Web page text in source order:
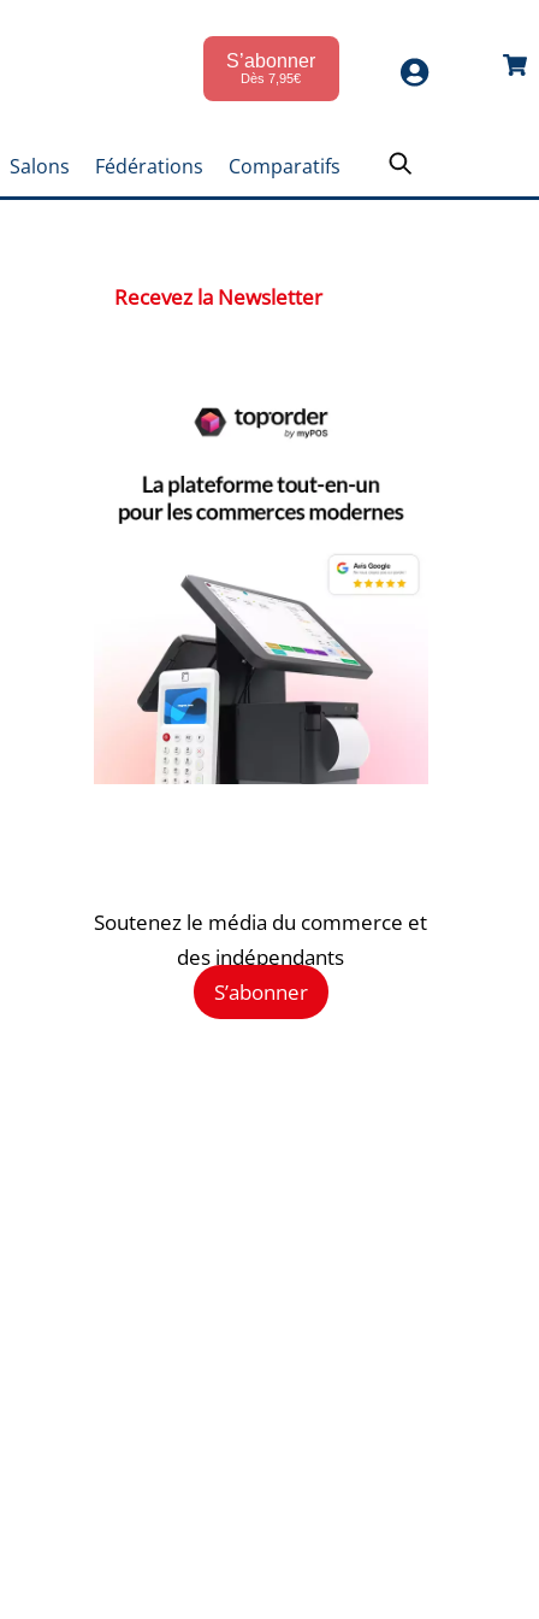
S’abonner
Dès 7,95€
Salons Fédérations Comparatifs
Recevez la Newsletter
Soutenez le média du commerce et
des indépendants
S’abonner